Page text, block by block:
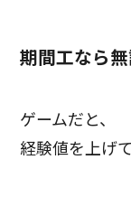
期間工なら
ゲームだと、
経験値を上げ